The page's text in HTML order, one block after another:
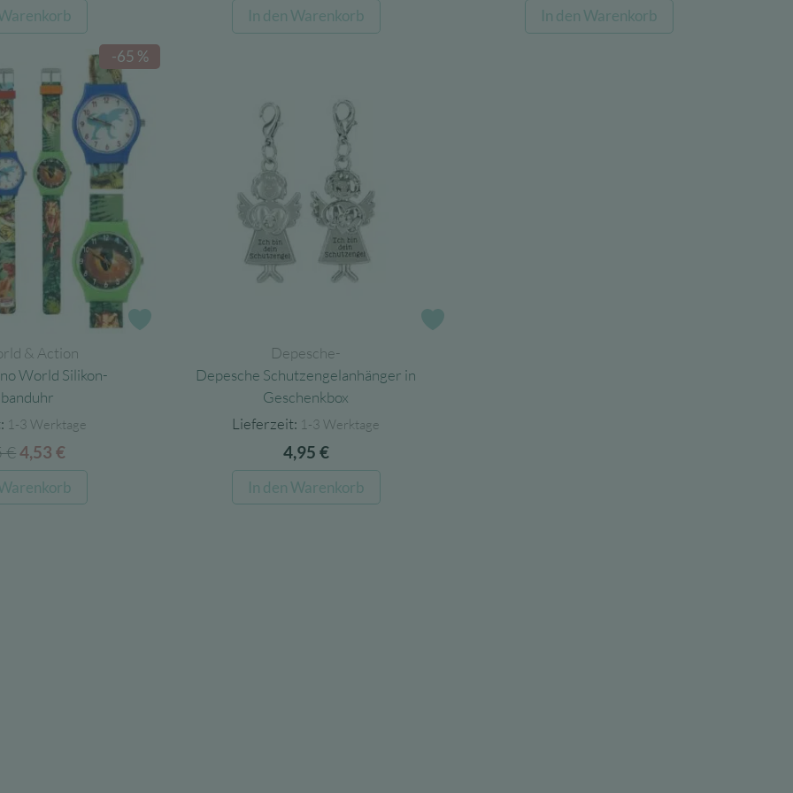
war:
ist:
4,29 €.
war:
ist:
In den Warenkorb
war:
ist:
In den Warenkorb
-65 %
& Action
World Silikon-
1-3 Werktage
€Ursprünglicher
Preis
war:
4,53€
Preis
ist:
Depesche-
Depesche Schutzengelanhänger in
Geschenkbox
Lieferzeit: 1-3 Werktage
4,95 €
In den Warenkorb